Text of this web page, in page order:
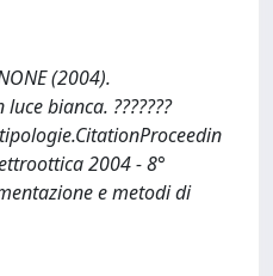
(2004).
bianca. ???????
2004 - 8°
e metodi di